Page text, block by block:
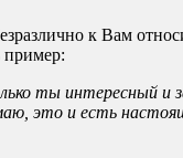
к Вам
пример:
ты интересный и
это и есть